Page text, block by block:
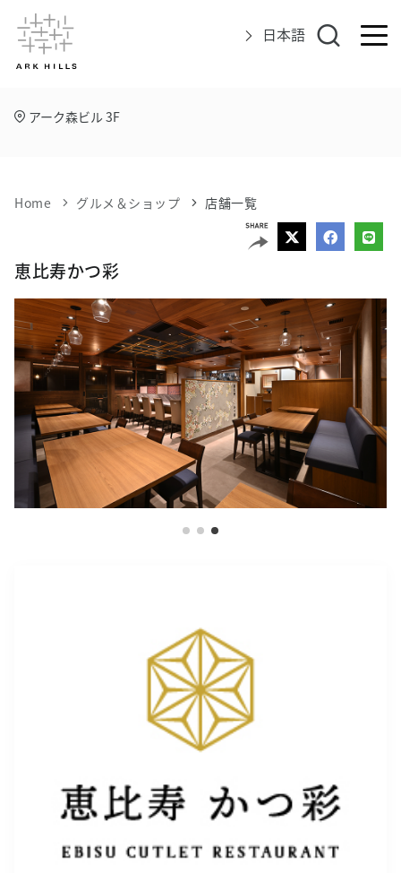
日本語
アークヒルズについて
グルメ＆ショップ
アクセス
インフォメーション
アーク森ビル 3F
Home グルメ＆ショップ 店舗一覧
恵比寿かつ彩